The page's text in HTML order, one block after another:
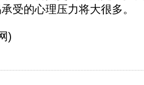
受的心理压力将大很多。
)